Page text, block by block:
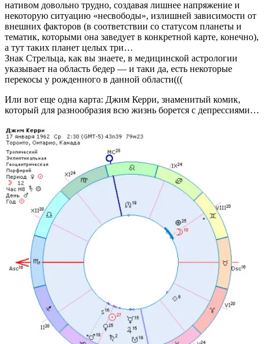
нативом довольно трудно, создавая лишнее напряжение и
некоторую ситуацию «несвободы», излишней зависимости от
внешних факторов (в соответствии со статусом планеты и
тематик, которыми она заведует в конкретной карте, конечно),
а тут таких планет целых три…
Знак Стрельца, как вы знаете, в медицинской астрологии
указывает на область бедер — и таки да, есть некоторые
перекосы у рожденного в данной области(((
Или вот еще одна карта: Джим Керри, знаменитый комик,
который для разнообразия всю жизнь борется с депрессиями…